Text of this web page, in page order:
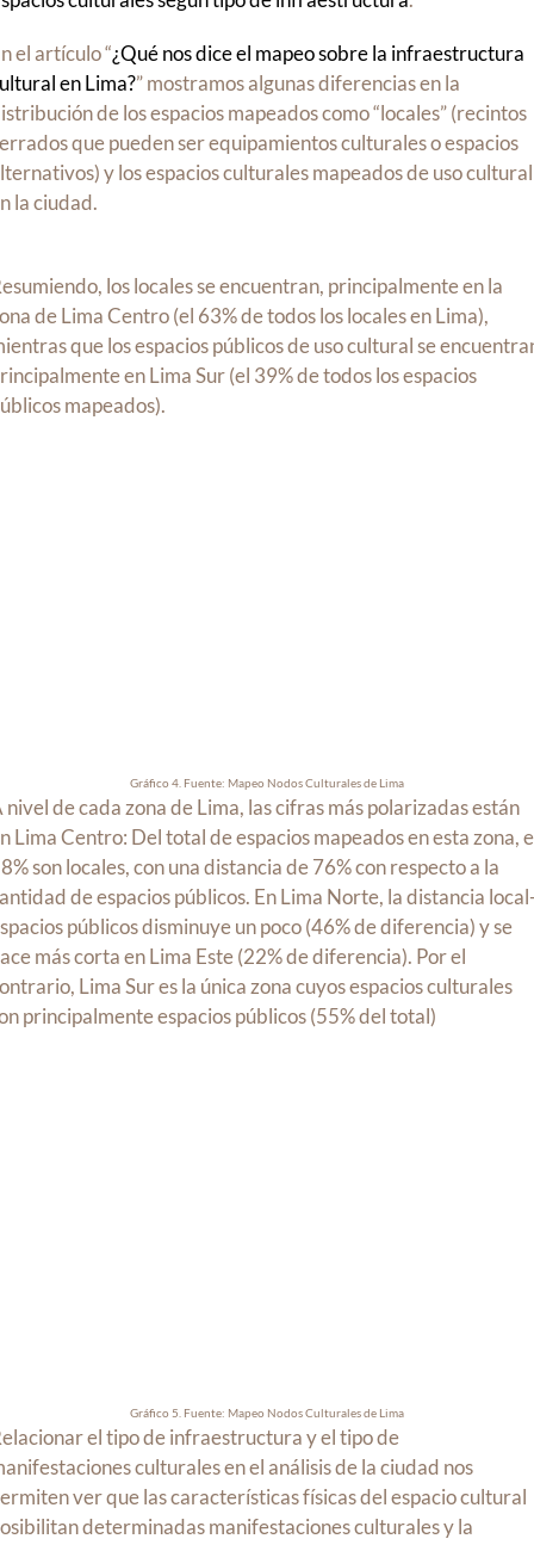
el artículo “¿Qué nos dice el mapeo sobre la infraestructura
en Lima?” mostramos algunas diferencias en la
de los espacios mapeados como “locales” (recintos
que pueden ser equipamientos culturales o espacios
y los espacios culturales mapeados de uso cultural
la ciudad.
los locales se encuentran, principalmente en la
de Lima Centro (el 63% de todos los locales en Lima),
que los espacios públicos de uso cultural se
en Lima Sur (el 39% de todos los espacios
mapeados).
Gráfico 4. Fuente: Mapeo Nodos Culturales de Lima
nivel de cada zona de Lima, las cifras más polarizadas están
Lima Centro: Del total de espacios mapeados en esta zona,
son locales, con una distancia de 76% con respecto a la
de espacios públicos. En Lima Norte, la distancia
públicos disminuye un poco (46% de diferencia) y se
más corta en Lima Este (22% de diferencia). Por el
Lima Sur es la única zona cuyos espacios culturales
principalmente espacios públicos (55% del total)
Gráfico 5. Fuente: Mapeo Nodos Culturales de Lima
el tipo de infraestructura y el tipo de
culturales en el análisis de la ciudad nos
ver que las características físicas del espacio cultural
determinadas manifestaciones culturales y la